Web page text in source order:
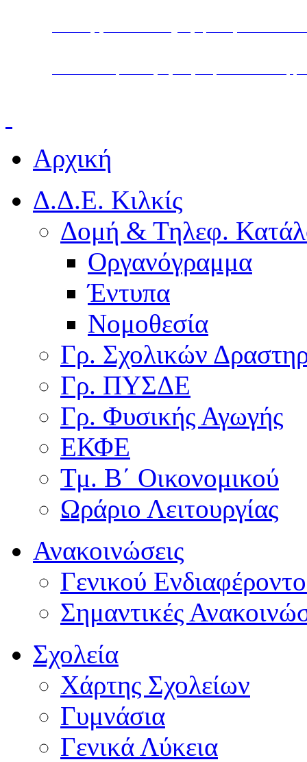
Αρχική
Δ.Δ.Ε. Κιλκίς
Δομή & Τηλεφ.
Οργανόγραμμα
Έντυπα
Νομοθεσία
Γρ. Σχολικών
Γρ. ΠΥΣΔΕ
Γρ. Φυσικής Αγωγής
ΕΚΦΕ
Τμ. Β΄ Οικονομικού
Ωράριο Λειτουργίας
Ανακοινώσεις
Γενικού
Σημαντικές
Σχολεία
Χάρτης Σχολείων
Γυμνάσια
Γενικά Λύκεια